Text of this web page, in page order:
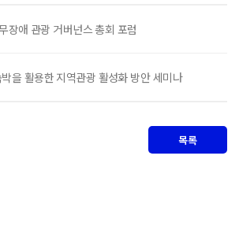
장애 관광 거버넌스 총회 포럼
을 활용한 지역관광 활성화 방안 세미나
목록